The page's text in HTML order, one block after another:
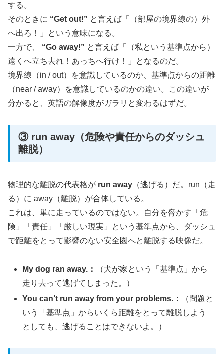
する。
そのときに “Get out!” と言えば「（部屋の境界線の）外
へ出ろ！」という意味になる。
一方で、 “Go away!” と言えば「（私という基準点から）
遠くへ立ち去れ！あっちへ行け！」となるのだ。
境界線（in / out）を意識しているのか、基準点からの距離
（near / away）を意識しているのかの違い。この違いが
分かると、英語の解像度がガラリと変わるはずだ。
③ run away（危険や責任からのダッシュ
離脱）
物理的な離脱の代表格が run away （逃げる）だ。run（走
る）に away（離脱）が合体している。
これは、単に走っているのではない。自分を脅かす「危
険」「責任」「厳しい現実」という基準点から、ダッシュ
で距離をとって影響のない安全圏へと離脱する映像だ。
My dog ran away.：
（犬が家という「基準点」から
走り去って逃げてしまった。）
You can’t run away from your problems.：
（問題と
いう「基準点」からいくら距離をとって離脱しよう
としても、逃げることはできないよ。）